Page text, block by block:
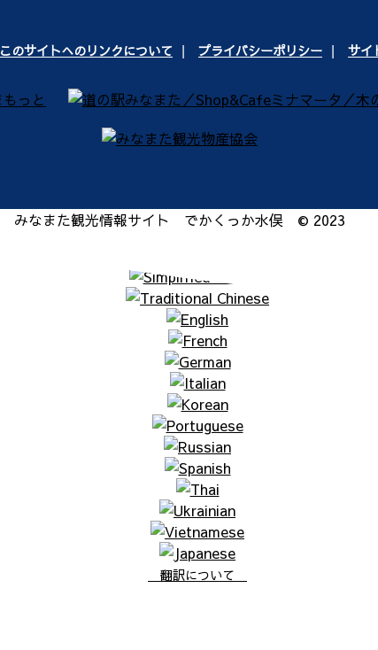
このサイトへのリンクについて プライバシーポリシー サイ
みなまた観光情報サイト でかくっか水俣 © 2023
翻訳について